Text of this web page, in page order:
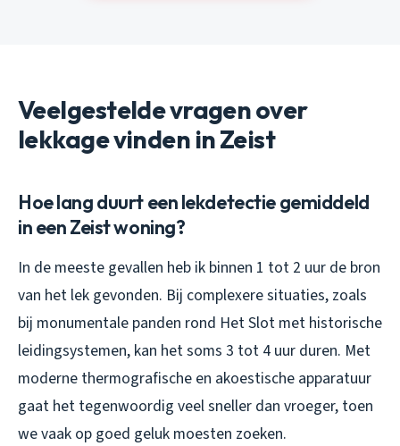
Veelgestelde vragen over
lekkage vinden in Zeist
Hoe lang duurt een lekdetectie gemiddeld
in een Zeist woning?
In de meeste gevallen heb ik binnen 1 tot 2 uur de bron
van het lek gevonden. Bij complexere situaties, zoals
bij monumentale panden rond Het Slot met historische
leidingsystemen, kan het soms 3 tot 4 uur duren. Met
moderne thermografische en akoestische apparatuur
gaat het tegenwoordig veel sneller dan vroeger, toen
we vaak op goed geluk moesten zoeken.